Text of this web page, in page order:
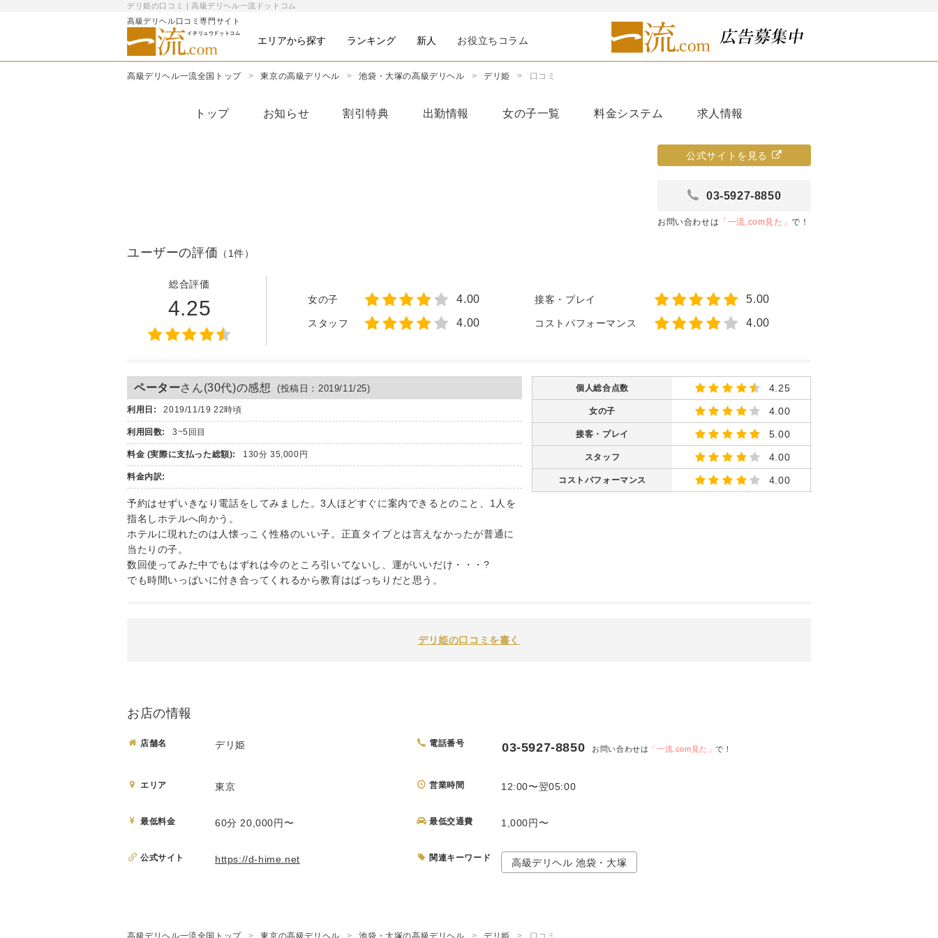
デリ姫の口コミ | 高級デリヘル一流ドットコム
高級デリヘル口コミ専門サイト
イチリュウドットコム
エリアから探す ランキング 新人 お役立ちコラム
高級デリヘル一流全国トップ 東京の高級デリヘル 池袋・大塚の高級デリヘル デリ姫 口コミ
トップ お知らせ 割引特典 出勤情報 女の子一覧 料金システム 求人情報
公式サイトを見る
03-5927-8850
お問い合わせは 「一流.com見た」で！
ユーザーの評価 （1件）
総合評価
4.25 女の子 4.00 接客・プレイ 5.00
スタッフ 4.00 コストパフォーマンス 4.00
ペーターさん(30代)の感想 (投稿日：2019/11/25)
利用日: 2019/11/19 22時頃
利用回数: 3~5回目
料金 (実際に支払った総額): 130分 35,000円
料金内訳:
予約はせずいきなり電話をしてみました。3人ほどすぐに案内できるとのこと、1人を
指名しホテルへ向かう。
ホテルに現れたのは人懐っこく性格のいい子。正直タイプとは言えなかったが普通に
当たりの子。
数回使ってみた中でもはずれは今のところ引いてないし、運がいいだけ・・・?
でも時間いっぱいに付き合ってくれるから教育はばっちりだと思う。
個人総合点数 4.25
女の子 4.00
接客・プレイ 5.00
スタッフ 4.00
コストパフォーマンス 4.00
デリ姫の口コミを書く
お店の情報
店舗名 デリ姫 電話番号 03-5927-8850 お問い合わせは 「一流.com見た」で！
エリア 東京 営業時間 12:00〜翌05:00
最低料金 60分 20,000円〜 最低交通費 1,000円〜
公式サイト https://d-hime.net 関連キーワード 高級デリヘル 池袋・大塚
高級デリヘル一流全国トップ 東京の高級デリヘル 池袋・大塚の高級デリヘル デリ姫 口コミ